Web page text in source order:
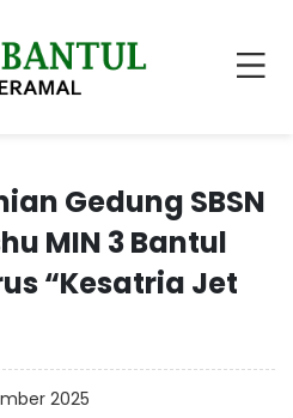
Gedung SBSN
MIN 3 Bantul
“Kesatria Jet
2025